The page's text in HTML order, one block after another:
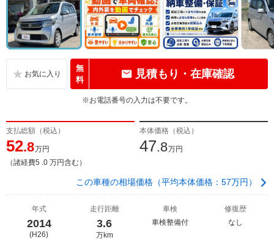
無
料
見積もり・在庫確認
※お電話番号の入力は不要です。
支払総額（税込）
52.8万円
（諸経費5 .0 万円含む）
本体価格（税込）
47.8万円
この車種の相場価格（平均本体価格：57万円）
年式
2014
(H26)
走行距離
3.6
万km
車検
車検整備付
修復歴
なし